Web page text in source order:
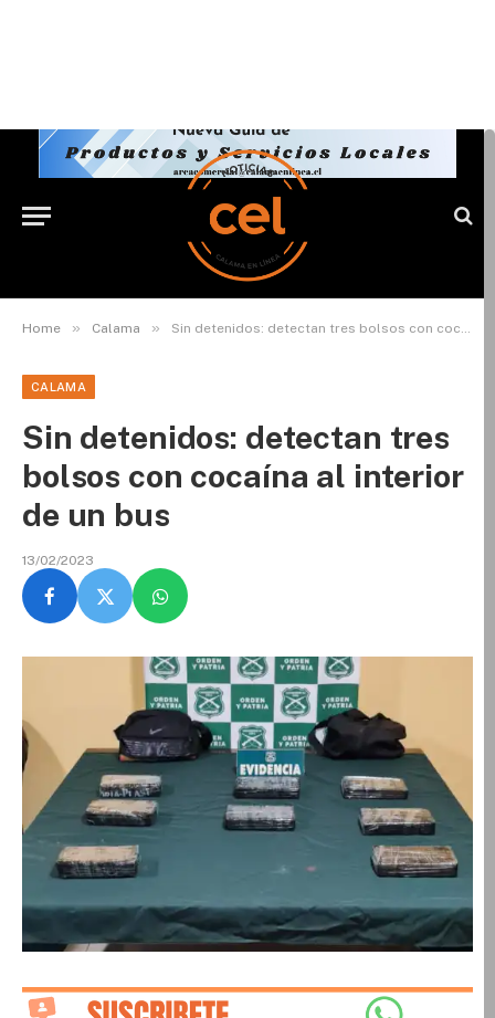
Home » Calama » Sin detenidos: detectan tres bolsos con cocaína al interior de un bus
CALAMA
Sin detenidos: detectan tres
bolsos con cocaína al interior
de un bus
13/02/2023